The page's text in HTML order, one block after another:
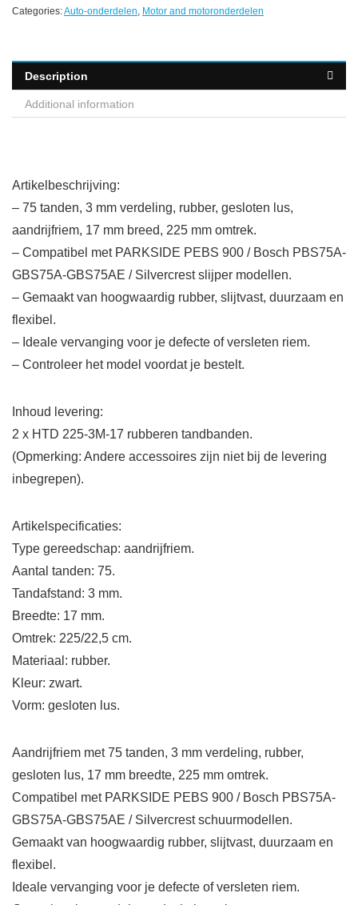
Categories:Auto-onderdelen, Motor and motoronderdelen
Description
Additional information
Artikelbeschrijving:
– 75 tanden, 3 mm verdeling, rubber, gesloten lus,
aandrijfriem, 17 mm breed, 225 mm omtrek.
– Compatibel met PARKSIDE PEBS 900 / Bosch PBS75A-
GBS75A-GBS75AE / Silvercrest slijper modellen.
– Gemaakt van hoogwaardig rubber, slijtvast, duurzaam en
flexibel.
– Ideale vervanging voor je defecte of versleten riem.
– Controleer het model voordat je bestelt.
Inhoud levering:
2 x HTD 225-3M-17 rubberen tandbanden.
(Opmerking: Andere accessoires zijn niet bij de levering
inbegrepen).
Artikelspecificaties:
Type gereedschap: aandrijfriem.
Aantal tanden: 75.
Tandafstand: 3 mm.
Breedte: 17 mm.
Omtrek: 225/22,5 cm.
Materiaal: rubber.
Kleur: zwart.
Vorm: gesloten lus.
Aandrijfriem met 75 tanden, 3 mm verdeling, rubber,
gesloten lus, 17 mm breedte, 225 mm omtrek.
Compatibel met PARKSIDE PEBS 900 / Bosch PBS75A-
GBS75A-GBS75AE / Silvercrest schuurmodellen.
Gemaakt van hoogwaardig rubber, slijtvast, duurzaam en
flexibel.
Ideale vervanging voor je defecte of versleten riem.